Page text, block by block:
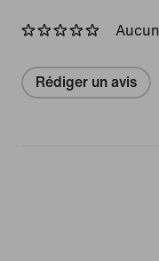
Rédiger un avis